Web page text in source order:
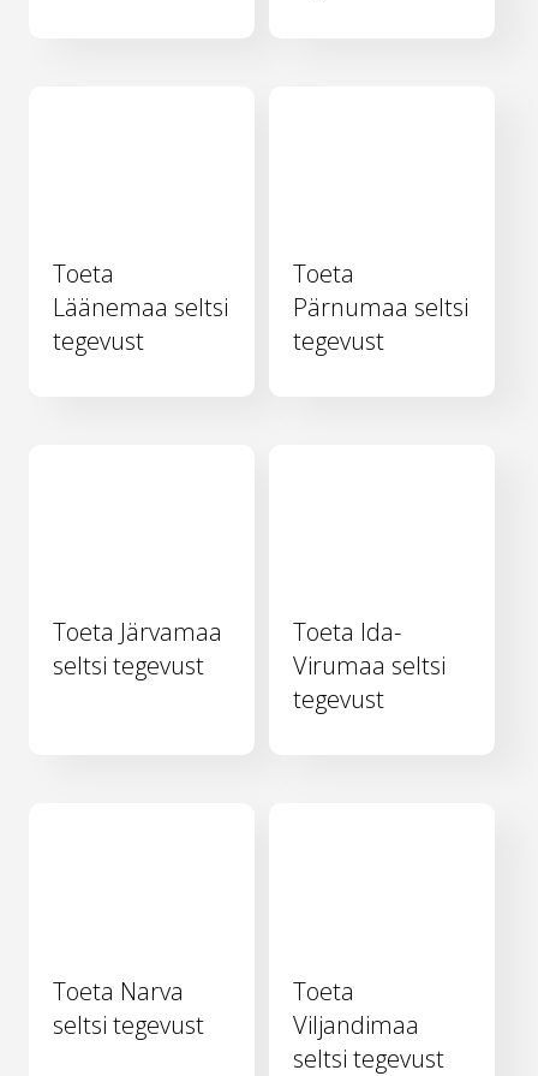
Toeta
Läänemaa seltsi
tegevust
Toeta
Pärnumaa seltsi
tegevust
Toeta Järvamaa
seltsi tegevust
Toeta Ida-
Virumaa seltsi
tegevust
Toeta Narva
seltsi tegevust
Toeta
Viljandimaa
seltsi tegevust